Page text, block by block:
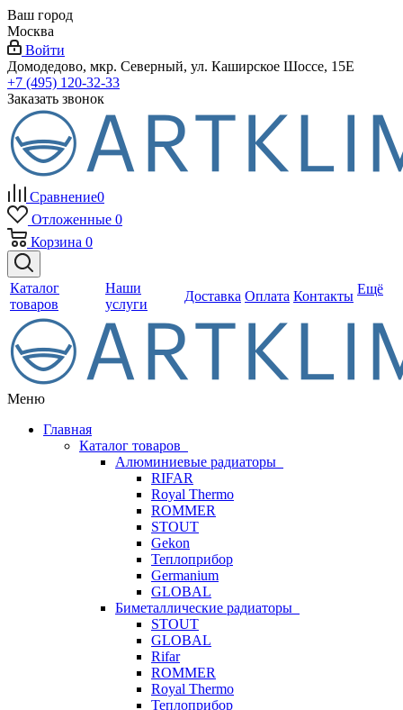
Ваш город
Москва
Войти
Домодедово, мкр. Северный, ул. Каширское Шоссе, 15Е
+7 (495) 120-32-33
Заказать звонок
Сравнение0
Отложенные 0
Корзина 0
Каталог
товаров
Наши
услуги
Доставка Оплата Контакты Ещё
Меню
Главная
Каталог товаров
Алюминиевые радиаторы
RIFAR
Royal Thermo
ROMMER
STOUT
Gekon
Теплоприбор
Germanium
GLOBAL
Биметаллические радиаторы
STOUT
GLOBAL
Rifar
ROMMER
Royal Thermo
Теплоприбор